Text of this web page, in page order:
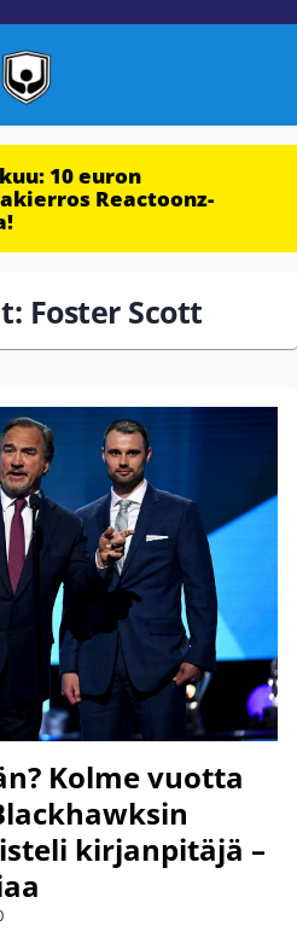
10 euron
Reactoonz-
Foster Scott
Kolme vuotta
kirjanpitäjä –